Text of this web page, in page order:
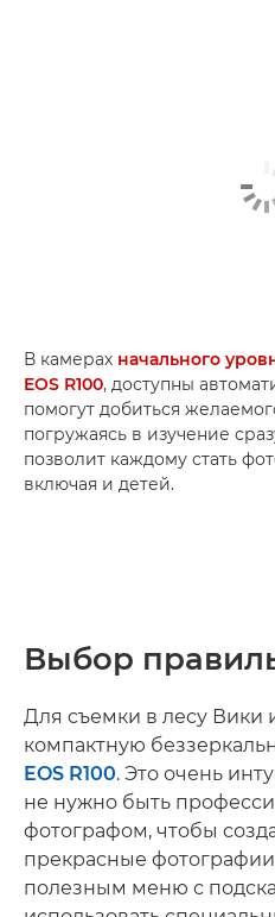
В камерах начального
EOS R100, доступны
помогут добиться
погружаясь в изучение
позволит каждому стать
включая и детей.
Выбор
Для съемки в лесу Вики
компактную
EOS R100. Это очень
не нужно быть
фотографом, чтобы
прекрасные
полезным меню с